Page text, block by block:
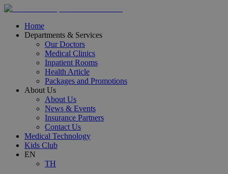
Home
Departments & Services
Our Doctors
Medical Clinics
Inpatient Rooms
Health Article
Packages and Promotions
About Us
About Us
News & Events
Insurance Partners
Contact Us
Medical Technology
Kids Club
EN
TH